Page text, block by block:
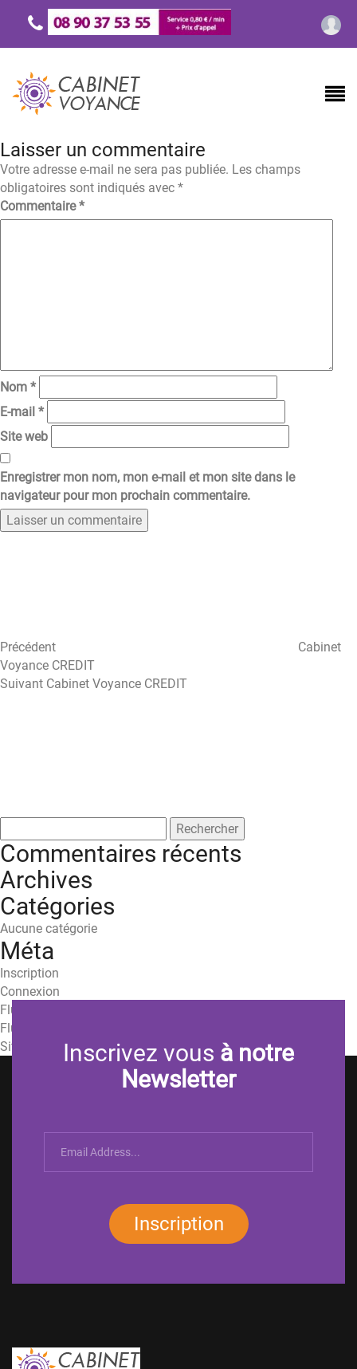
Laisser un commentaire
Votre adresse e-mail ne sera pas publiée. Les champs
obligatoires sont indiqués avec *
Commentaire*
Nom *
E-mail *
Site web
Enregistrer mon nom, mon e-mail et mon site dans le
navigateur pour mon prochain commentaire.
Précédent
Cabinet
Voyance CREDIT
Article
Suivant Cabinet Voyance CREDIT
Commentaires récents
Archives
Catégories
Aucune catégorie
Méta
Inscription
Connexion
Flux des publications
Flux des commentaires
Site de WordPress-FRInscrivez vous à notre
Newsletter
Inscription